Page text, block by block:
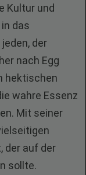
Kultur und
das
der
nach Egg
hektischen
wahre Essenz
Mit seiner
der auf der
sollte.